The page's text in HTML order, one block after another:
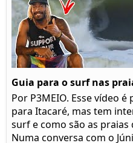
Guia para o surf nas
Por P3MEIO. Esse vídeo
para Itacaré, mas tem
surf e como são as praias
Numa conversa com o